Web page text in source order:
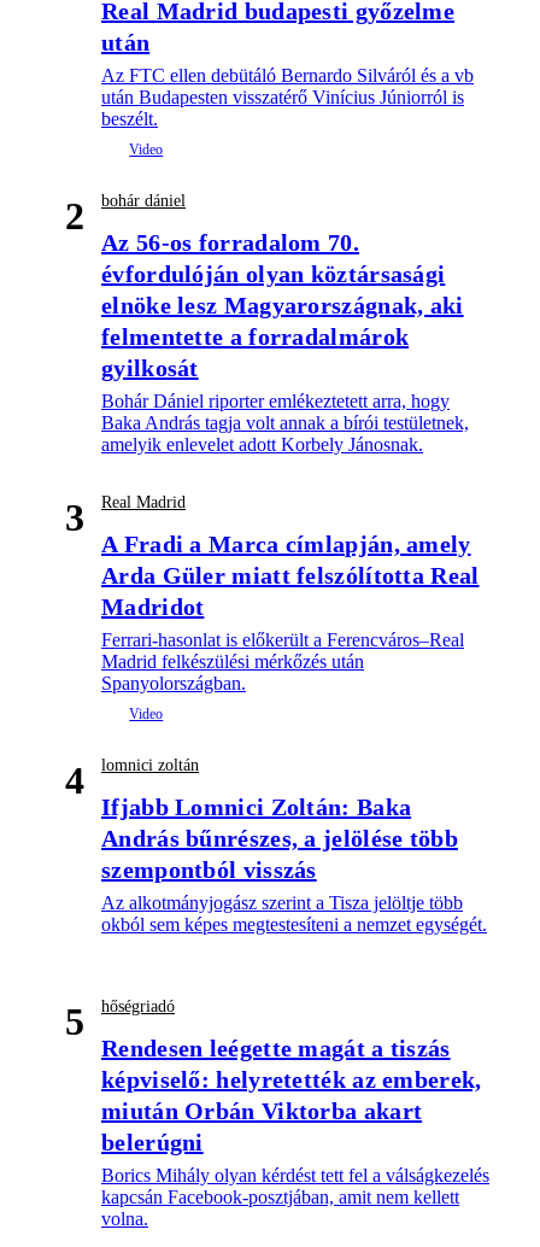
Real Madrid budapesti győzelme
után
Az FTC ellen debütáló Bernardo Silváról és a vb
után Budapesten visszatérő Vinícius Júniorról is
beszélt.
2 bohár dániel
Az 56-os forradalom 70.
évfordulóján olyan köztársasági
elnöke lesz Magyarországnak, aki
felmentette a forradalmárok
gyilkosát
Bohár Dániel riporter emlékeztetett arra, hogy
Baka András tagja volt annak a bírói testületnek,
amelyik enlevelet adott Korbely Jánosnak.
3 Real Madrid
A Fradi a Marca címlapján, amely
Arda Güler miatt felszólította Real
Madridot
Ferrari-hasonlat is előkerült a Ferencváros–Real
Madrid felkészülési mérkőzés után
Spanyolországban.
4 lomnici zoltán
Ifjabb Lomnici Zoltán: Baka
András bűnrészes, a jelölése több
szempontból visszás
Az alkotmányjogász szerint a Tisza jelöltje több
okból sem képes megtestesíteni a nemzet egységét.
5 hőségriadó
Rendesen leégette magát a tiszás
képviselő: helyretették az emberek,
miután Orbán Viktorba akart
belerúgni
Borics Mihály olyan kérdést tett fel a válságkezelés
kapcsán Facebook-posztjában, amit nem kellett
volna.